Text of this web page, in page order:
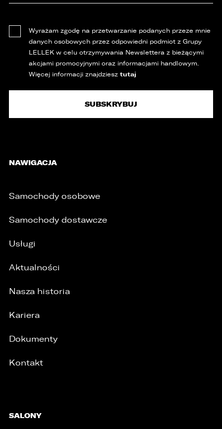
Wyrażam zgodę na przetwarzanie podanych przeze mnie
danych osobowych przez odpowiedni podmiot z Grupy
LELLEK w celu otrzymywania Newslettera z bieżącymi
akcjami promocyjnymi oraz informacjami handlowym.
Więcej informacji znajdziesz tutaj
NAWIGACJA
Samochody osobowe
Samochody dostawcze
Usługi
Aktualności
Nasza historia
Kariera
Dokumenty
Kontakt
SALONY